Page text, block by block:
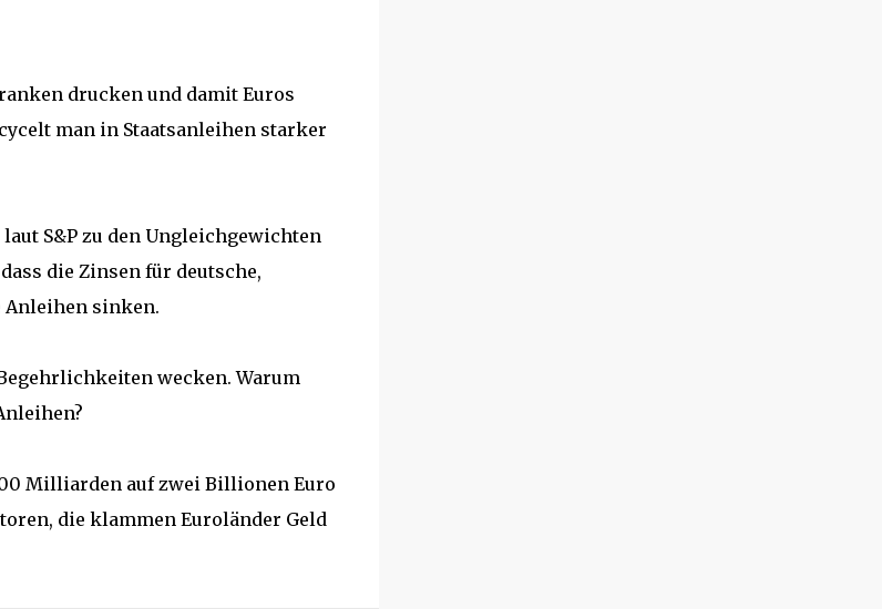
drucken und damit Euros
man in Staatsanleihen starker
S&P zu den Ungleichgewichten
die Zinsen für deutsche,
sinken.
wecken. Warum
Milliarden auf zwei Billionen Euro
die klammen Euroländer Geld